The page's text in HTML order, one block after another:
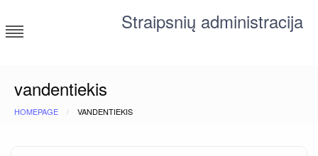
to
content
Straipsnių administracija
vandentiekis
HOMEPAGE VANDENTIEKIS